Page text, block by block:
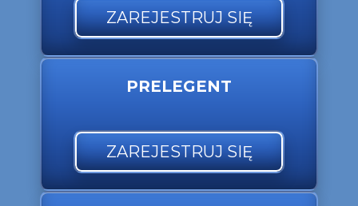
ZAREJESTRUJ SIĘ
PRELEGENT
ZAREJESTRUJ SIĘ